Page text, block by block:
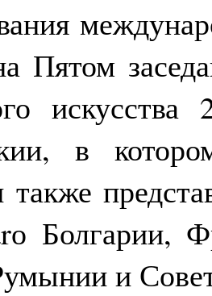
Пятом
в
Болгарии,
и